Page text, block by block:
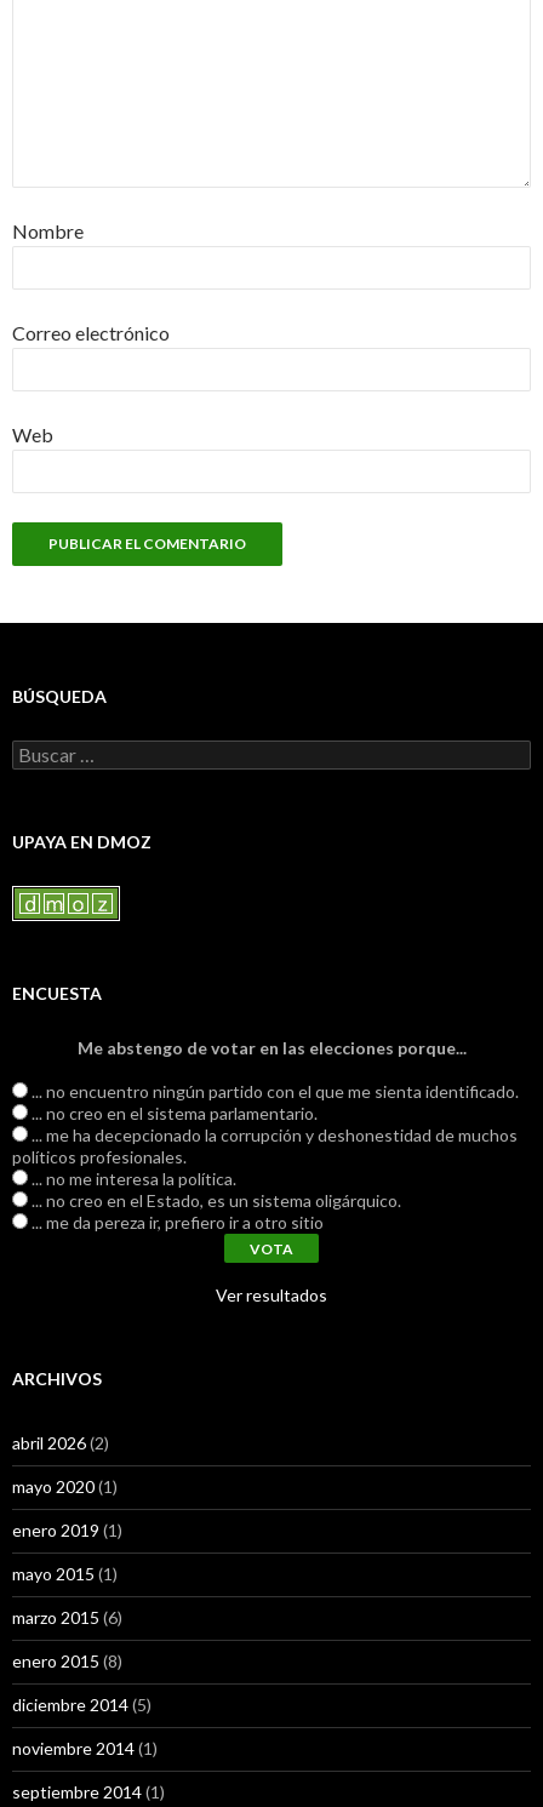
Nombre
Correo electrónico
Web
BÚSQUEDA
Buscar:
UPAYA EN DMOZ
ENCUESTA
Me abstengo de votar en las elecciones porque...
... no encuentro ningún partido con el que me sienta identificado.
... no creo en el sistema parlamentario.
... me ha decepcionado la corrupción y deshonestidad de muchos
políticos profesionales.
... no me interesa la política.
... no creo en el Estado, es un sistema oligárquico.
... me da pereza ir, prefiero ir a otro sitio
Ver resultados
ARCHIVOS
abril 2026(2)
mayo 2020(1)
enero 2019 (1)
mayo 2015 (1)
marzo 2015 (6)
enero 2015 (8)
diciembre 2014(5)
noviembre 2014(1)
septiembre 2014(1)